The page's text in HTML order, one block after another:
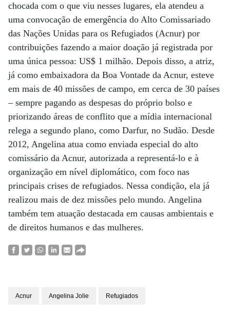
chocada com o que viu nesses lugares, ela atendeu a
uma convocação de emergência do Alto Comissariado
das Nações Unidas para os Refugiados (Acnur) por
contribuições fazendo a maior doação já registrada por
uma única pessoa: US$ 1 milhão. Depois disso, a atriz,
já como embaixadora da Boa Vontade da Acnur, esteve
em mais de 40 missões de campo, em cerca de 30 países
– sempre pagando as despesas do próprio bolso e
priorizando áreas de conflito que a mídia internacional
relega a segundo plano, como Darfur, no Sudão. Desde
2012, Angelina atua como enviada especial do alto
comissário da Acnur, autorizada a representá-lo e à
organização em nível diplomático, com foco nas
principais crises de refugiados. Nessa condição, ela já
realizou mais de dez missões pelo mundo. Angelina
também tem atuação destacada em causas ambientais e
de direitos humanos e das mulheres.
Acnur Angelina Jolie Refugiados